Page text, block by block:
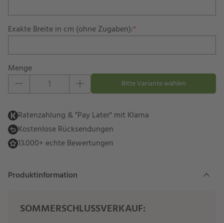
Exakte Breite in cm (ohne Zugaben):*
Menge
Eins hinzufügen Eins entfernenBitte Variante wählen
Ratenzahlung & "Pay Later" mit Klarna
Kostenlose Rücksendungen
13.000+ echte Bewertungen
Produktinformation
SOMMERSCHLUSSVERKAUF: